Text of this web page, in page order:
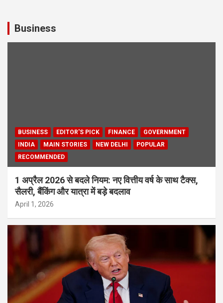
Business
BUSINESS EDITOR'S PICK FINANCE
GOVERNMENT
INDIA
MAIN STORIES NEW DELHI
POPULAR
RECOMMENDED
1 अप्रैल 2026 से बदले नियम: नए वित्तीय वर्ष के साथ टैक्स,
सैलरी, बैंकिंग और यात्रा में बड़े बदलाव
April 1, 2026